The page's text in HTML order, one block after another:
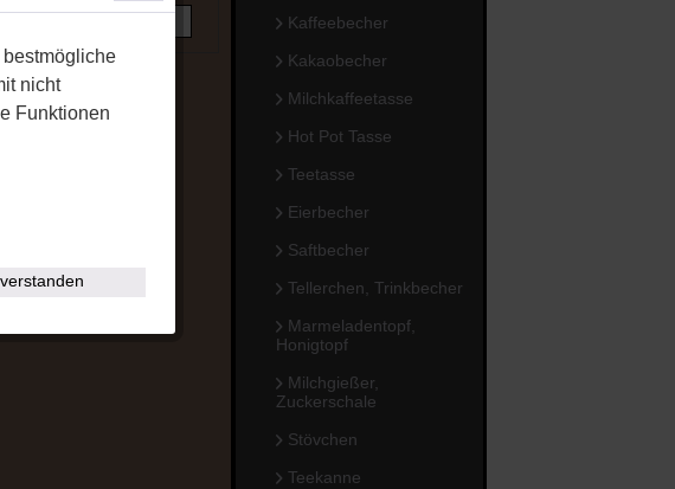
Kaffeebecher
Kakaobecher
Milchkaffeetasse
Hot Pot Tasse
Teetasse
Eierbecher
Saftbecher
Tellerchen, Trinkbecher
Marmeladentopf,
Honigtopf
Milchgießer,
Zuckerschale
Stövchen
Teekanne
nicht
Funktionen